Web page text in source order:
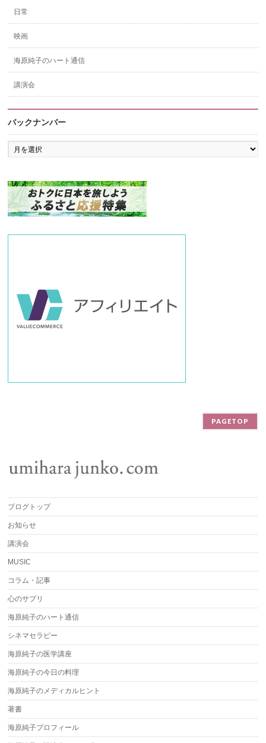
日常
映画
海原純子のハート通信
講演会
バックナンバー
バ
ッ
ン
バ
ー
PAGETOP
ブログトップ
お知らせ
講演会
MUSIC
コラム・記事
心のサプリ
海原純子のハート通信
シネマセラピー
海原純子の医学講座
海原純子の今日の料理
海原純子のメディカルヒント
著書
海原純子プロフィール